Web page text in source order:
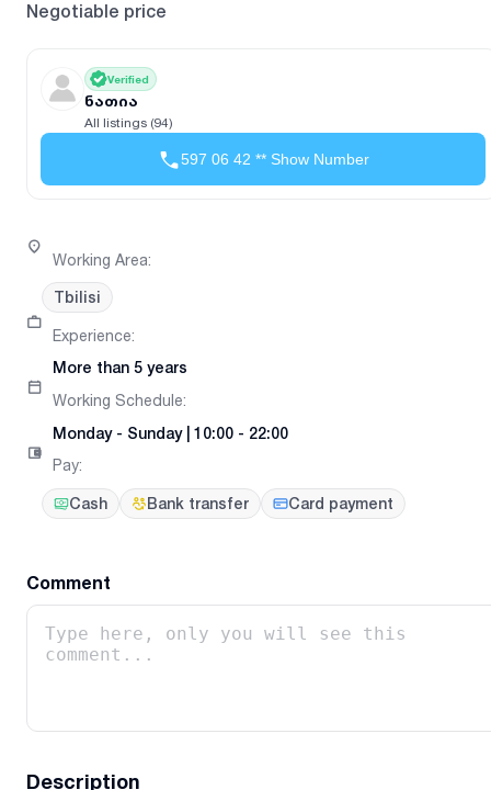
Negotiable price
Verified
ნათია
All listings (94)
597 06 42 ** Show Number
Working Area:
Tbilisi
Experience:
More than 5 years
Working Schedule:
Monday- Sunday| 10:00 - 22:00
Pay:
Cash Bank transfer Card payment
Comment
Description